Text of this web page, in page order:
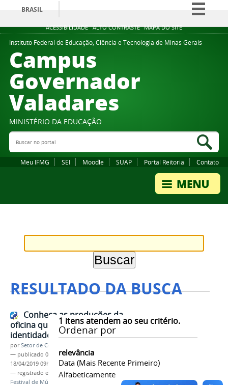
ACESSIBILIDADE ALTO CONTRASTE MAPA DO SITE
BRASIL
Simplifique!
Comunica BR
Instituto Federal de Educação, Ciência e Tecnologia de Minas Gerais
Campus
Governador
Valadares
MINISTÉRIO DA EDUCAÇÃO
Buscar no portal
Meu IFMG SEI Moodle SUAP Portal Reitoria Contato
RESULTADO DA BUSCA
1 itens atendem ao seu critério.
Ordenar por
relevância
Data (mais Recente Primeiro)
Alfabeticamente
Conheça as produções da
oficina que selecionou a
identidade visual do 5º TMu
porSetor de Comunicação
— publicado 08/04/2019—última modificação
18/04/2019 09h27
— registrado em:
Oficina,Identidade Visual
Festival de Música
Campus